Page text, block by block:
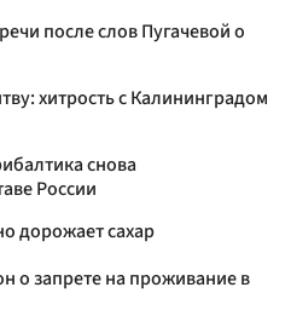
после слов Пугачевой о
хитрость с Калининградом
снова
России
дорожает сахар
о запрете на проживание в